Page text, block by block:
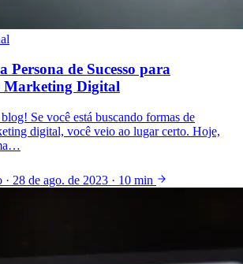
Persona de Sucesso para
Marketing Digital
Se você está buscando formas de
digital, você veio ao lugar certo. Hoje,
· 28 de ago. de 2023 · 10 min